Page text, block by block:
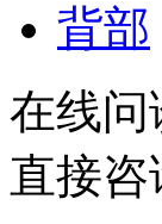
背部
在线问
直接咨